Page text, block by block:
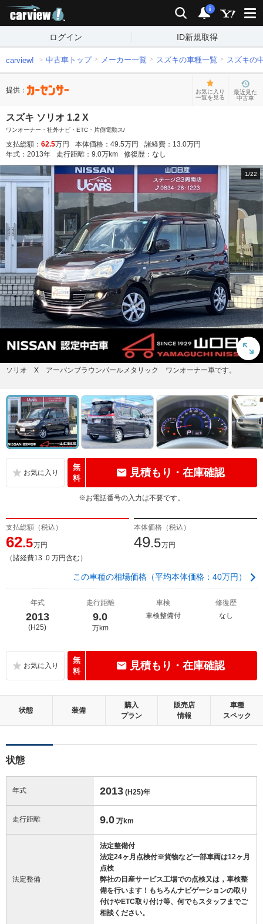
検索 通知
i
ログイン ID新規取得
carview! 中古車トップ メーカー一覧 スズキの車種一覧 スズキの
提供：
お気に入り
一覧を見る
最近見た
中古車
スズキ ソリオ 1.2 X
ワンオーナー・社外ナビ・ETC・片側電動ス/
支払総額： 62.5万円 本体価格： 49.5万円 諸経費： 13.0万円
年式： 2013年 走行距離： 9.0万km 修復歴： なし
1/22
ソリオ X アーバンブラウンパールメタリック ワンオーナー車です。
無
料
見積もり・在庫確認
※お電話番号の入力は不要です。
支払総額（税込）
62.5万円
（諸経費13 .0 万円含む）
本体価格（税込）
49.5万円
この車種の相場価格（平均本体価格：40万円）
年式
2013
(H25)
走行距離
9.0
万km
車検
車検整備付
修復歴
なし
無
料
見積もり・在庫確認
状態 装備
購入
プラン
販売店
情報
車種
スペック
状態
年式 2013 (H25)年
走行距離 9.0 万km
法定整備
法定整備付
法定24ヶ月点検付※貨物など一部車両は12ヶ月
点検
弊社の日産サービス工場での点検又は，車検整
備を行います！もちろんナビゲーションの取り
付けやETC取り付け等、何でもスタッフまでご
相談ください。